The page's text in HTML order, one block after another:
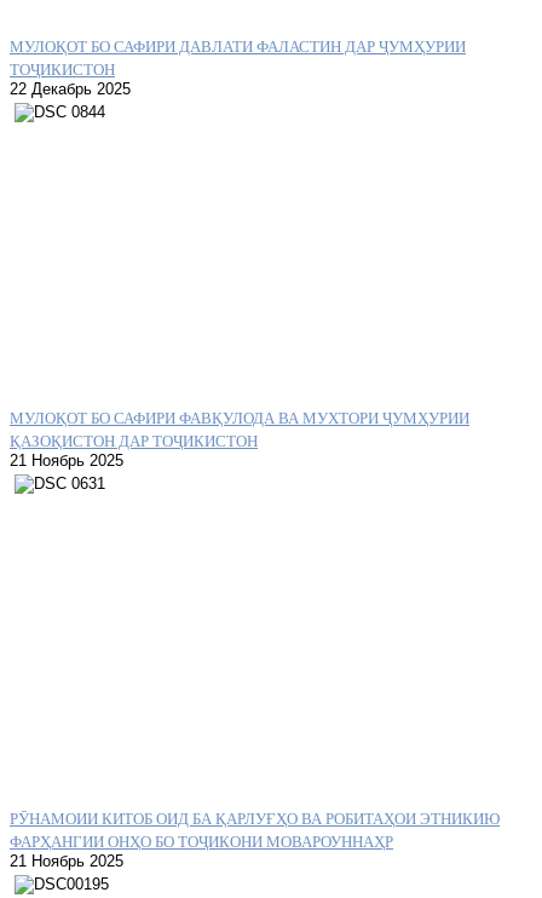
МУЛОҚОТ БО САФИРИ ДАВЛАТИ ФАЛАСТИН ДАР ҶУМҲУРИИ
ТОҶИКИСТОН
22 Декабрь 2025
МУЛОҚОТ БО САФИРИ ФАВҚУЛОДА ВА МУХТОРИ ҶУМҲУРИИ
ҚАЗОҚИСТОН ДАР ТОҶИКИСТОН
21 Ноябрь 2025
РӮНАМОИИ КИТОБ ОИД БА ҚАРЛУҒҲО ВА РОБИТАҲОИ ЭТНИКИЮ
ФАРҲАНГИИ ОНҲО БО ТОҶИКОНИ МОВАРОУННАҲР
21 Ноябрь 2025